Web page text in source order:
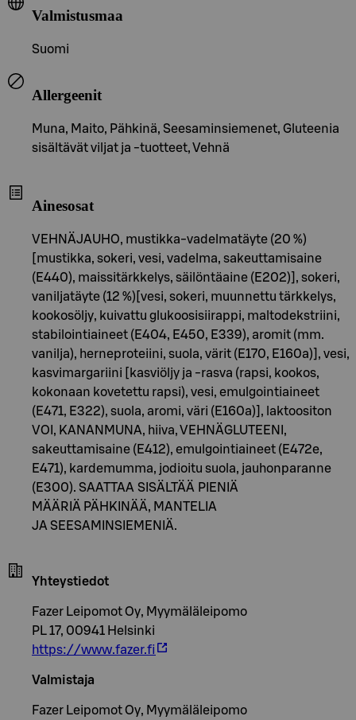
Valmistusmaa
Suomi
Allergeenit
Muna, Maito, Pähkinä, Seesaminsiemenet, Gluteenia
sisältävät viljat ja -tuotteet, Vehnä
Ainesosat
VEHNÄJAUHO, mustikka-vadelmatäyte (20 %)
[mustikka, sokeri, vesi, vadelma, sakeuttamisaine
(E440), maissitärkkelys, säilöntäaine (E202)], sokeri,
vaniljatäyte (12 %)[vesi, sokeri, muunnettu tärkkelys,
kookosöljy, kuivattu glukoosisiirappi, maltodekstriini,
stabilointiaineet (E404, E450, E339), aromit (mm.
vanilja), herneproteiini, suola, värit (E170, E160a)], vesi,
kasvimargariini [kasviöljy ja -rasva (rapsi, kookos,
kokonaan kovetettu rapsi), vesi, emulgointiaineet
(E471, E322), suola, aromi, väri (E160a)], laktoositon
VOI, KANANMUNA, hiiva, VEHNÄGLUTEENI,
sakeuttamisaine (E412), emulgointiaineet (E472e,
E471), kardemumma, jodioitu suola, jauhonparanne
(E300). SAATTAA SISÄLTÄÄ PIENIÄ
MÄÄRIÄ PÄHKINÄÄ, MANTELIA
JA SEESAMINSIEMENIÄ.
Yhteystiedot
Fazer Leipomot Oy, Myymäläleipomo
PL 17, 00941 Helsinki
https://www.fazer.fi
Valmistaja
Fazer Leipomot Oy, Myymäläleipomo